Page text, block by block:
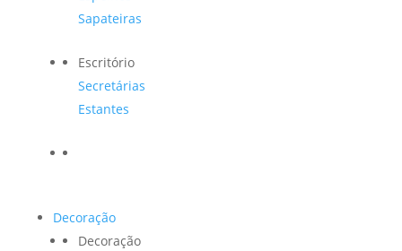
Sapateiras
Escritório
Secretárias
Estantes
Decoração
Decoração